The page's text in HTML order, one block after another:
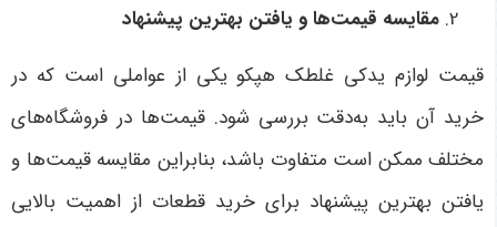
مقایسه قیمت‌ها و یافتن بهترین پیشنهاد
قیمت لوازم یدکی غلطک هپکو یکی از عواملی است که در
خرید آن باید به‌دقت بررسی شود. قیمت‌ها در فروشگاه‌های
مختلف ممکن است متفاوت باشد، بنابراین مقایسه قیمت‌ها و
یافتن بهترین پیشنهاد برای خرید قطعات از اهمیت بالایی